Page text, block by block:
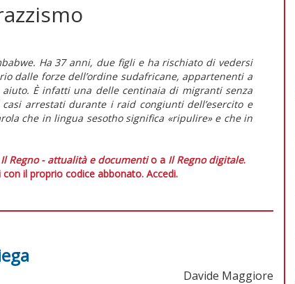
Ha 37 anni, due figli e ha rischiato di vedersi
dalle forze dell’ordine sudafricane, appartenenti a
È infatti una delle centinaia di migranti senza
arrestati durante i raid congiunti dell’esercito e
che in lingua sesotho significa «ripulire» e che in
Il Regno - attualità e documentio a Il Regno digitale.
il proprio codice abbonato. Accedi.
Davide Maggiore